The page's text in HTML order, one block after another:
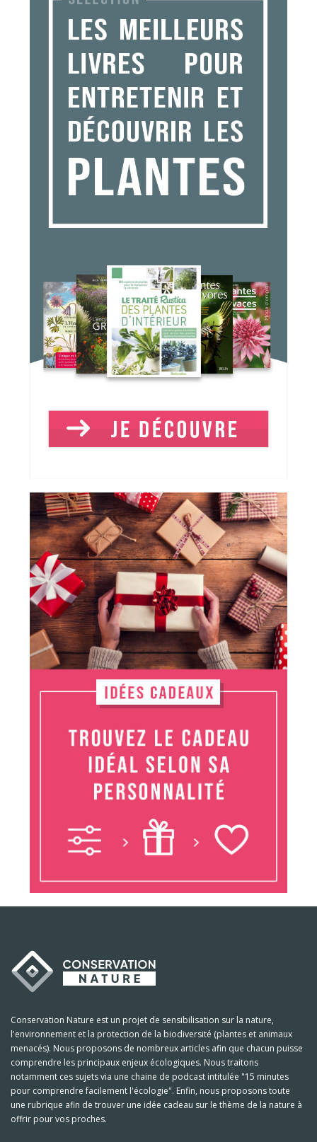
Conservation Nature est un projet de sensibilisation sur la nature,
l'environnement et la protection de la biodiversité (plantes et animaux
menacés). Nous proposons de nombreux articles afin que chacun puisse
comprendre les principaux enjeux écologiques. Nous traitons
notamment ces sujets via une chaine de podcast intitulée "15 minutes
pour comprendre facilement l'écologie". Enfin, nous proposons toute
une rubrique afin de trouver une idée cadeau sur le thème de la nature à
offrir pour vos proches.